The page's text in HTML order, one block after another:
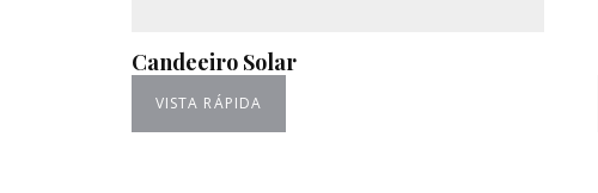
Candeeiro Solar
VISTA RÁPIDA